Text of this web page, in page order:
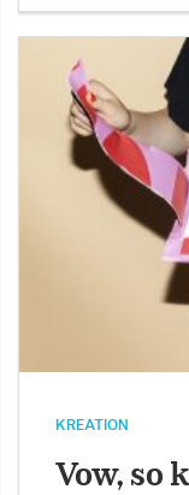
KREATION
Vow, so